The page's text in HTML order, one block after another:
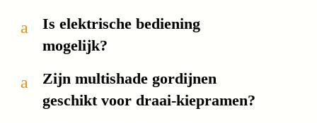
a
Is elektrische bediening
mogelijk?
a
Zijn multishade gordijnen
geschikt voor draai-kiepramen?